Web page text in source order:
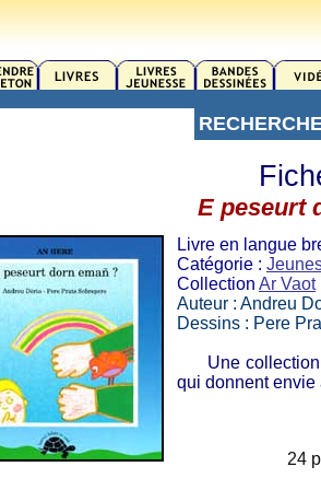
E peseurt
Livre en langue
Catégorie :
Collection Ar Vaot
Auteur : Andreu
Dessins : Pere
Une collection
qui donnent envie
24